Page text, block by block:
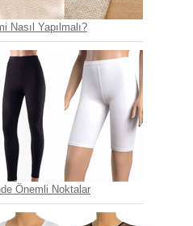
Nasıl Yapılmalı?
Önemli Noktalar